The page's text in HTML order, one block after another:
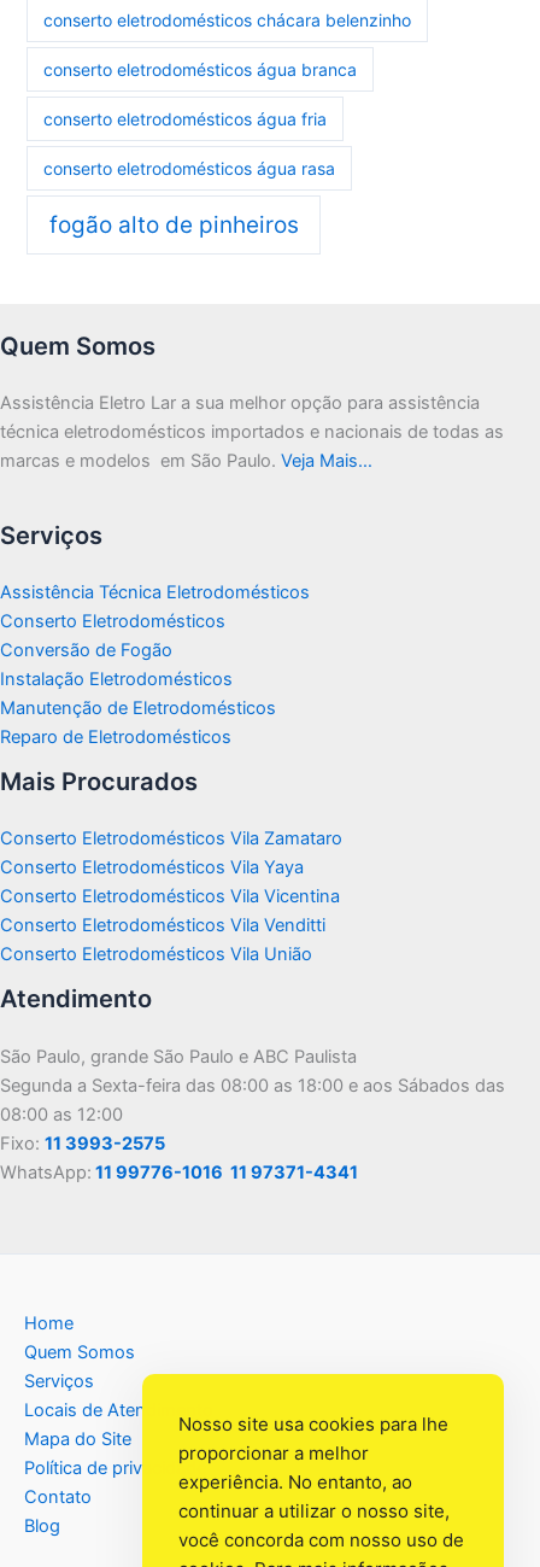
conserto eletrodomésticos chácara belenzinho
conserto eletrodomésticos água branca
conserto eletrodomésticos água fria
conserto eletrodomésticos água rasa
fogão alto de pinheiros
Quem Somos
Assistência Eletro Lar a sua melhor opção para assistência
técnica eletrodomésticos importados e nacionais de todas as
marcas e modelos em São Paulo. Veja Mais…
Serviços
Assistência Técnica Eletrodomésticos
Conserto Eletrodomésticos
Conversão de Fogão
Instalação Eletrodomésticos
Manutenção de Eletrodomésticos
Reparo de Eletrodomésticos
Mais Procurados
Conserto Eletrodomésticos Vila Zamataro
Conserto Eletrodomésticos Vila Yaya
Conserto Eletrodomésticos Vila Vicentina
Conserto Eletrodomésticos Vila Venditti
Conserto Eletrodomésticos Vila União
Atendimento
São Paulo, grande São Paulo e ABC Paulista
Segunda a Sexta-feira das 08:00 as 18:00 e aos Sábados das
08:00 as 12:00
Fixo: 11 3993-2575
WhatsApp: 11 99776-1016 11 97371-4341
Home
Quem Somos
Serviços
Locais de Atendimento
Mapa do Site
Política de privacidade
Contato
Blog
Nosso site usa cookies para lhe
proporcionar a melhor
experiência. No entanto, ao
continuar a utilizar o nosso site,
você concorda com nosso uso de